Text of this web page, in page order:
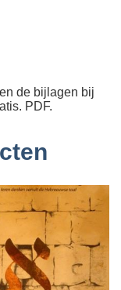
de bijlagen bij
PDF.